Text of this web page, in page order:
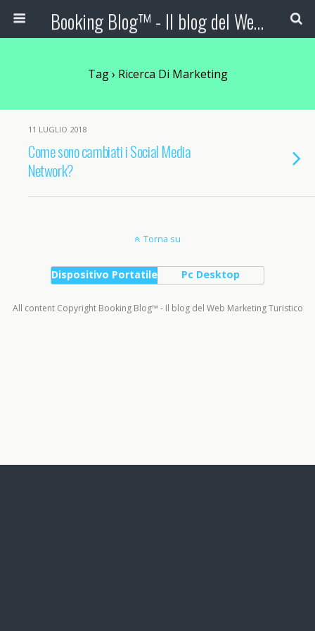
Booking Blog™ - Il blog del Web Marketing Turistico
Tag › Ricerca Di Marketing
11 LUGLIO 2018
Come sono cambiati i Social Media
Network?
Torna su
Dispositivo Portatile Pc Desktop
All content Copyright Booking Blog™ - Il blog del Web Marketing Turistico